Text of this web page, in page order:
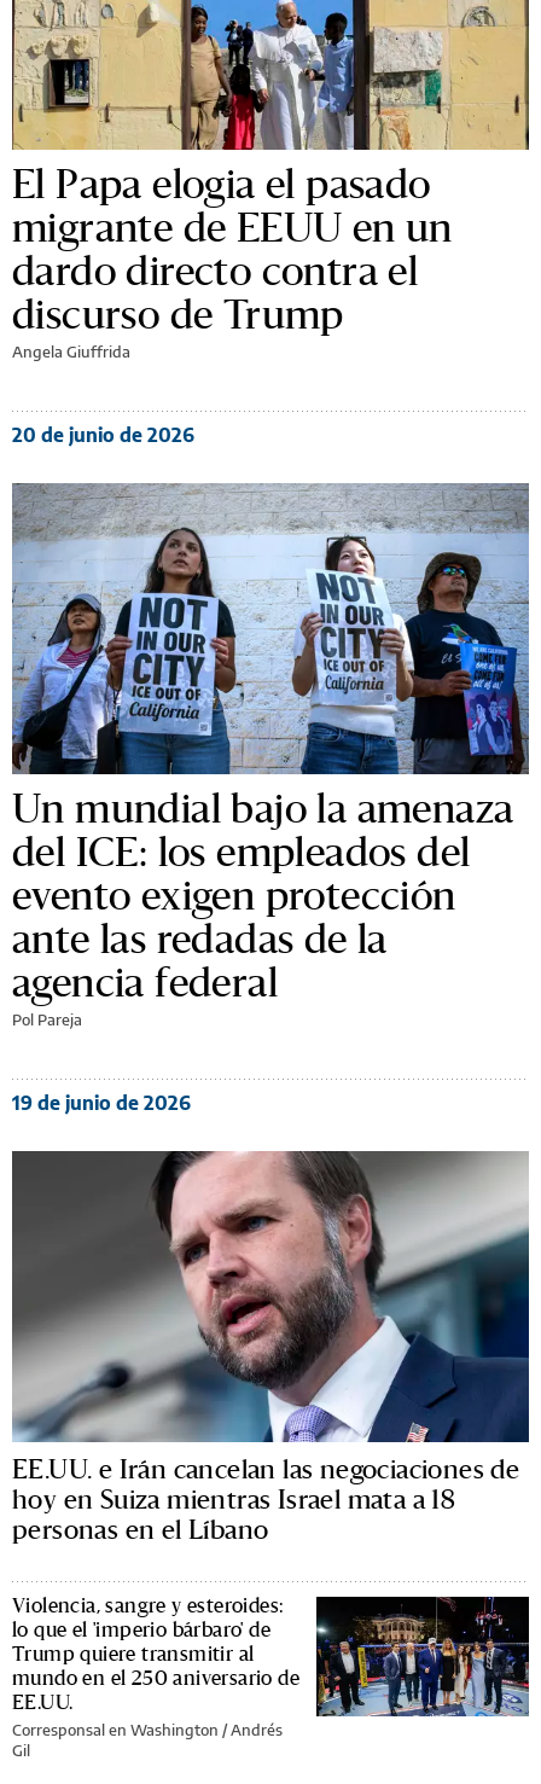
El Papa elogia el pasado
migrante de EEUU en un
dardo directo contra el
discurso de Trump
Angela Giuffrida
20 de junio de 2026
Un mundial bajo la amenaza
del ICE: los empleados del
evento exigen protección
ante las redadas de la
agencia federal
Pol Pareja
19 de junio de 2026
EE.UU. e Irán cancelan las negociaciones de
hoy en Suiza mientras Israel mata a 18
personas en el Líbano
Violencia, sangre y esteroides:
lo que el 'imperio bárbaro' de
Trump quiere transmitir al
mundo en el 250 aniversario de
EE.UU.
Corresponsal en Washington /Andrés
Gil